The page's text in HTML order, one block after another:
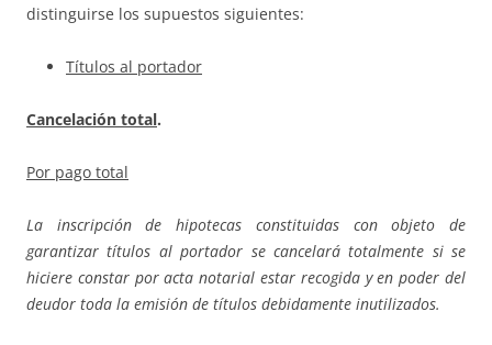
distinguirse los supuestos siguientes:
Títulos al portador
Cancelación total.
Por pago total
La inscripción de hipotecas constituidas con objeto de
garantizar títulos al portador se cancelará totalmente si se
hiciere constar por acta notarial estar recogida y en poder del
deudor toda la emisión de títulos debidamente inutilizados.